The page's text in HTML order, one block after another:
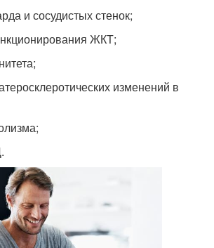
и сосудистых стенок;
ЖКТ;
изменений в